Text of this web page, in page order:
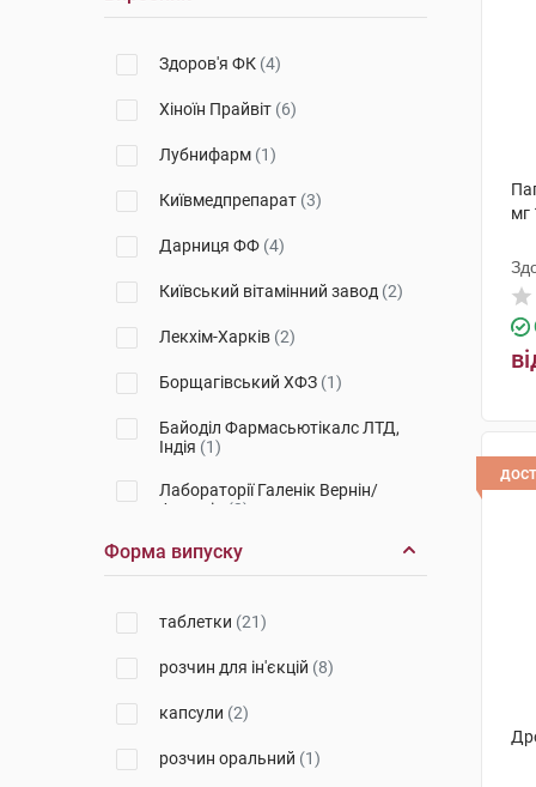
Здоров'я ФК (4)
Хіноїн Прайвіт (6)
Лубнифарм (1)
Київмедпрепарат (3)
Дарниця ФФ (4)
Київський вітамінний завод (2)
Лекхім-Харків (2)
Борщагівський ХФЗ (1)
Байоділ Фармасьютікалс ЛТД,
Індія (1)
Лабораторії Галенік Вернін/
Франція
(2)
Гербаполь Вроцлав
(1)
Фармафлор с.р.л.(1)
Форма випуску
таблетки (21)
розчин для ін'єкцій (8)
капсули (2)
розчин оральний (1)
мг